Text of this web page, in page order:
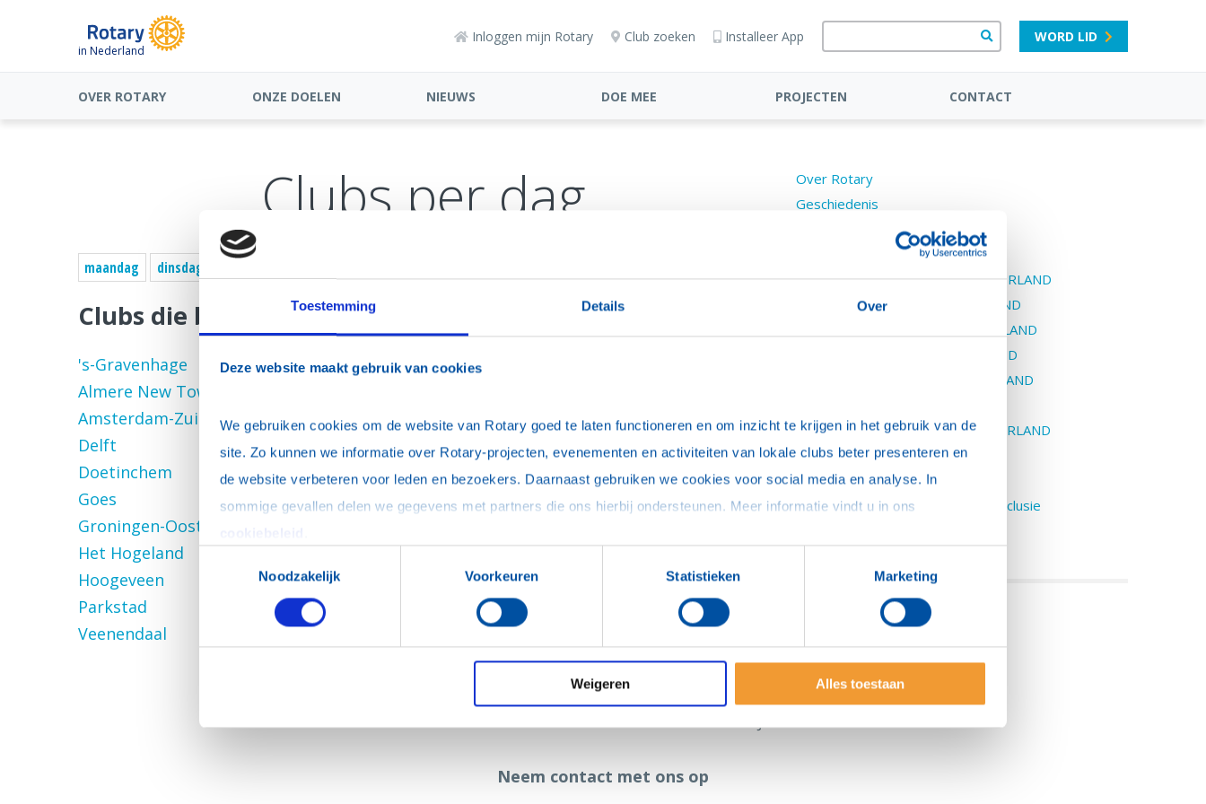
Toestemming Details Over
Deze website maakt gebruik van cookies
We gebruiken cookies om de website van Rotary goed te laten functioneren en om inzicht te krijgen in het gebruik van de
site. Zo kunnen we informatie over Rotary-projecten, evenementen en activiteiten van lokale clubs beter presenteren en
de website verbeteren voor leden en bezoekers. Daarnaast gebruiken we cookies voor social media en analyse. In
Noodzakelijk
Voorkeuren Statistieken Marketing
Weigeren Alles toestaan
in Nederland
Inloggen mijn Rotary Club zoeken Installeer App WORD LID
OVER ROTARY ONZE DOELEN NIEUWS DOE MEE PROJECTEN CONTACT
Clubs per dag
maandag dinsdag
Clubs die bijeenkomst hebben op 'vrijdag':
's-Gravenhage
Alkmaar
Almere New Town
Amsterdam-Zuidoost
Best-Oirschot
Delft
Den Haag Nieuwspoort
Doetinchem
Emmeloord
Goes
Groningen-Noord
Groningen-Oost
Het Hogeland
Hoeksche Waard
Hoogeveen
Nijmegen
Parkstad
Tilburg-Leijdal
Veenendaal
Zierikzee
Over Rotary
Geschiedenis
District 1550 ZUIDOOST NEDERLAND
District 1560 OOST-NEDERLAND
District 1570 MIDDEN-NEDERLAND
District 1580 NOORD-HOLLAND
District 1590 NOORD-NEDERLAND
District 1610 ZUIDWEST NEDERLAND
Rotary Foundation
Council on Legislation
Diversiteit, gelijkwaardigheid en inclusie
OVER ROTARY ONZE DOELEN NIEUWS DOE MEE PROJECTEN CONTACT
Neem contact met ons op